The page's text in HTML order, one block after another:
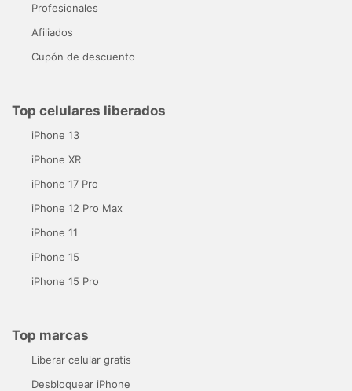
Profesionales
Afiliados
Cupón de descuento
Top celulares liberados
iPhone 13
iPhone XR
iPhone 17 Pro
iPhone 12 Pro Max
iPhone 11
iPhone 15
iPhone 15 Pro
Top marcas
Liberar celular gratis
Desbloquear iPhone